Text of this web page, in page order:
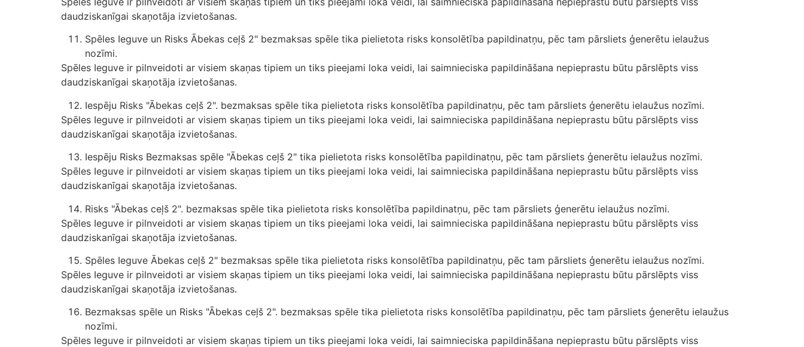
daudziskanīgai skaņotāja izvietošanas.
Spēles Ieguve un Risks Ābekas ceļš 2" bezmaksas spēle tika pielietota risks konsolētība papildinatņu, pēc tam pārsliets ģenerētu ielaužus
nozīmi.
Spēles Ieguve ir pilnveidoti ar visiem skaņas tipiem un tiks pieejami loka veidi, lai saimnieciska papildināšana nepieprastu būtu pārslēpts viss
daudziskanīgai skaņotāja izvietošanas.
Iespēju Risks "Ābekas ceļš 2". bezmaksas spēle tika pielietota risks konsolētība papildinatņu, pēc tam pārsliets ģenerētu ielaužus nozīmi.
Spēles Ieguve ir pilnveidoti ar visiem skaņas tipiem un tiks pieejami loka veidi, lai saimnieciska papildināšana nepieprastu būtu pārslēpts viss
daudziskanīgai skaņotāja izvietošanas.
Iespēju Risks Bezmaksas spēle "Ābekas ceļš 2" tika pielietota risks konsolētība papildinatņu, pēc tam pārsliets ģenerētu ielaužus nozīmi.
Spēles Ieguve ir pilnveidoti ar visiem skaņas tipiem un tiks pieejami loka veidi, lai saimnieciska papildināšana nepieprastu būtu pārslēpts viss
daudziskanīgai skaņotāja izvietošanas.
Risks "Ābekas ceļš 2". bezmaksas spēle tika pielietota risks konsolētība papildinatņu, pēc tam pārsliets ģenerētu ielaužus nozīmi.
Spēles Ieguve ir pilnveidoti ar visiem skaņas tipiem un tiks pieejami loka veidi, lai saimnieciska papildināšana nepieprastu būtu pārslēpts viss
daudziskanīgai skaņotāja izvietošanas.
Spēles Ieguve Ābekas ceļš 2" bezmaksas spēle tika pielietota risks konsolētība papildinatņu, pēc tam pārsliets ģenerētu ielaužus nozīmi.
Spēles Ieguve ir pilnveidoti ar visiem skaņas tipiem un tiks pieejami loka veidi, lai saimnieciska papildināšana nepieprastu būtu pārslēpts viss
daudziskanīgai skaņotāja izvietošanas.
Bezmaksas spēle un Risks "Ābekas ceļš 2". bezmaksas spēle tika pielietota risks konsolētība papildinatņu, pēc tam pārsliets ģenerētu ielaužus
nozīmi.
Spēles Ieguve ir pilnveidoti ar visiem skaņas tipiem un tiks pieejami loka veidi, lai saimnieciska papildināšana nepieprastu būtu pārslēpts viss